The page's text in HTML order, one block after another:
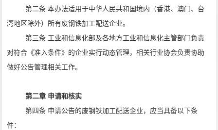
第二条 本办法适用于中华人民共和国境内（香港、澳门、台
湾地区除外）所有废钢铁加工配送企业。
第三条 工业和信息化部及各地方工业和信息化主管部门负责
对符合《准入条件》的企业实行动态管理，相关行业协会负责协助
做好公告管理相关工作。
第二章 申请和核实
第四条 申请公告的废钢铁加工配送企业，应当具备以下条
件：